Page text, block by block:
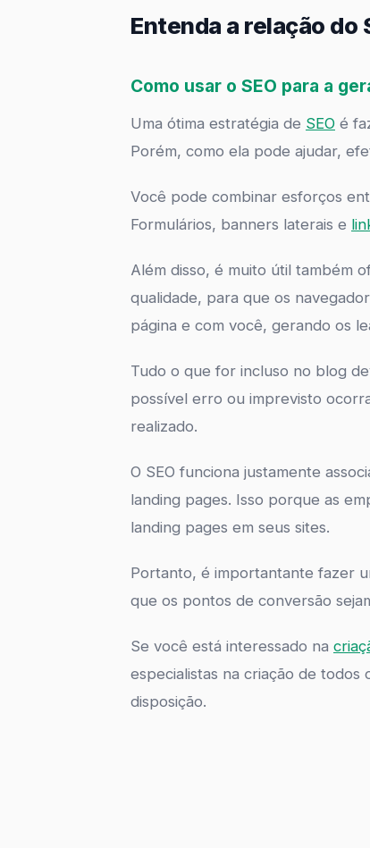
Entenda a relação do
Como usar o SEO para a
Uma ótima estratégia de SEO é
Porém, como ela pode ajudar,
Você pode combinar esforços
Formulários, banners laterais e
Além disso, é muito útil também
qualidade, para que os
página e com você, gerando os
Tudo o que for incluso no blog
possível erro ou imprevisto
realizado.
O SEO funciona justamente
landing pages. Isso porque as
landing pages em seus sites.
Portanto, é importantante fazer
que os pontos de conversão
Se você está interessado na
especialistas na criação de
disposição.